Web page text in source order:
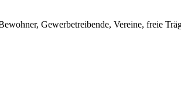
Gewerbetreibende, Vereine, freie